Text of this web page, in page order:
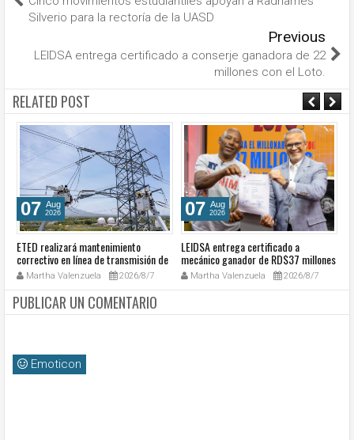
Silverio para la rectoría de la UASD
Previous
LEIDSA entrega certificado a conserje ganadora de 22
millones con el Loto.
RELATED POST
07 Aug
2026
ETED realizará mantenimiento
correctivo en línea de transmisión de
la región Sur
Martha Valenzuela 2026/8/7
07 Aug
2026
LEIDSA entrega certificado a
mecánico ganador de RD$37 millones
con el Loto
Martha Valenzuela 2026/8/7
PUBLICAR UN COMENTARIO
Emoticon